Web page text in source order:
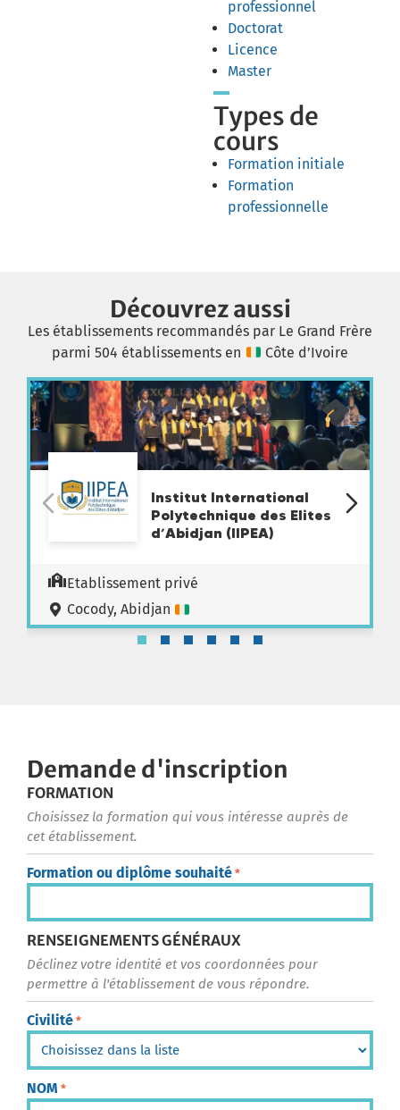
professionnel
Doctorat
Licence
Master
Types de
cours
Formation initiale
Formation
professionnelle
Découvrez aussi
Les établissements recommandés par Le Grand Frère
parmi 504 établissements en
Côte d’Ivoire
Institut International
Polytechnique des Elites
d’Abidjan (IIPEA)
Etablissement privé
Cocody, Abidjan
Demande d'inscription
FORMATION
Choisissez la formation qui vous intéresse auprès de
cet établissement.
Formation ou diplôme souhaité *
RENSEIGNEMENTS GÉNÉRAUX
Déclinez votre identité et vos coordonnées pour
permettre à l'établissement de vous répondre.
Civilité *
NOM *